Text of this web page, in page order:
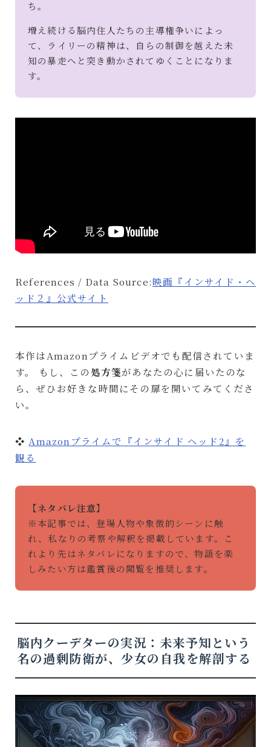
ち。
増え続ける脳内住人たちの主導権争いによっ
て、ライリーの精神は、自らの制御を越えた未
知の暴走へと突き動かされてゆくことになりま
す。
References / Data Source:映画『インサイド・ヘ
ッド２』公式サイト
本作はAmazonプライムビデオでも配信されていま
す。 もし、この 処方箋があなたの心に届いたのな
ら、ぜひお好きな時間にその扉を開いてみてくださ
い。
❖ Amazonプライムで『インサイド ヘッド2』を
観る
【ネタバレ注意】
※本記事では、登場人物や象徴的シーンに触
れ、私なりの考察や解釈を掲載しています。こ
れより先はネタバレになりますので、物語を楽
しみたい方は鑑賞後の閲覧を推奨します。
脳内クーデターの実況：未来予知という
名の過剰防衛が、少女の自我を解剖する